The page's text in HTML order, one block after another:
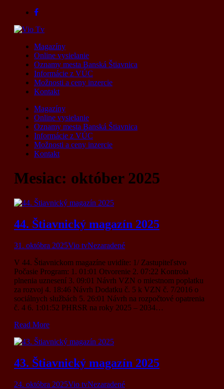
Skip
content
Magazíny
Online vysielanie
Oznamy mesta Banská Štiavnica
Informácie z VÚC
Možnosti a ceny inzercie
Kontakt
Magazíny
Online vysielanie
Oznamy mesta Banská Štiavnica
Informácie z VÚC
Možnosti a ceny inzercie
Kontakt
Mesiac: október 2025
44. Štiavnický magazín 2025
31. októbra 2025Vio tvNezaradené
V 44. Štiavnickom magazíne uvidíte: 1/ Zastupiteľstvo
Počasie Program: 1. 01:01 Otvorenie 2. 07:22 Kontrola
plnenia uznesení 3. 09:01 Návrh VZN o miestnom poplatku
za rozvoj 4. 18:46 Návrh Dodatku č. 5 k VZN č. 7/2016 o
sociálnych službách 5. 26:01 Návrh na rozpočtové opatrenia
č. 4 6. 1:01:52 PHRSR na roky 2025 – 2034…
Read More
43. Štiavnický magazín 2025
24. októbra 2025Vio tvNezaradené